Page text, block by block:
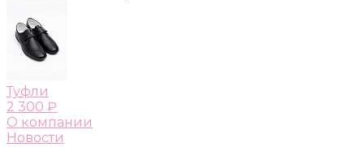
Туфли
2 300 ₽
О компании
Новости